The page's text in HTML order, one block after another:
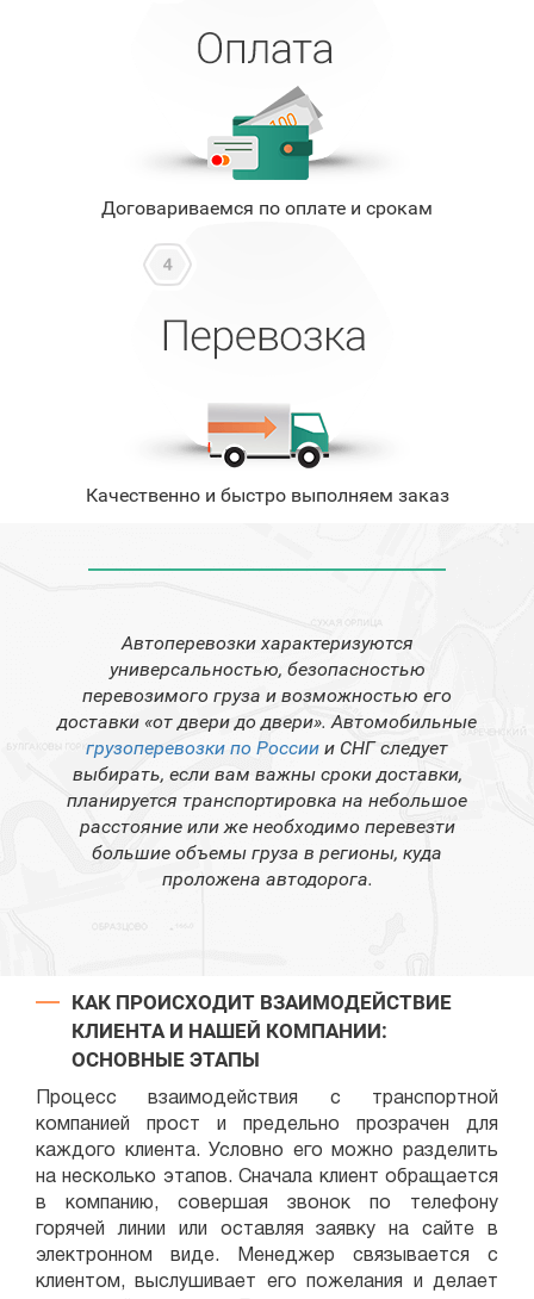
Договариваемся по оплате и срокам
Качественно и быстро выполняем заказ
Автоперевозки характеризуются
универсальностью, безопасностью
перевозимого груза и возможностью его
доставки «от двери до двери». Автомобильные
грузоперевозки по России и СНГ следует
выбирать, если вам важны сроки доставки,
планируется транспортировка на небольшое
расстояние или же необходимо перевезти
большие объемы груза в регионы, куда
проложена автодорога.
КАК ПРОИСХОДИТ ВЗАИМОДЕЙСТВИЕ
КЛИЕНТА И НАШЕЙ КОМПАНИИ:
ОСНОВНЫЕ ЭТАПЫ
Процесс взаимодействия с транспортной
компанией прост и предельно прозрачен для
каждого клиента. Условно его можно разделить
на несколько этапов. Сначала клиент обращается
в компанию, совершая звонок по телефону
горячей линии или оставляя заявку на сайте в
электронном виде. Менеджер связывается с
клиентом, выслушивает его пожелания и делает